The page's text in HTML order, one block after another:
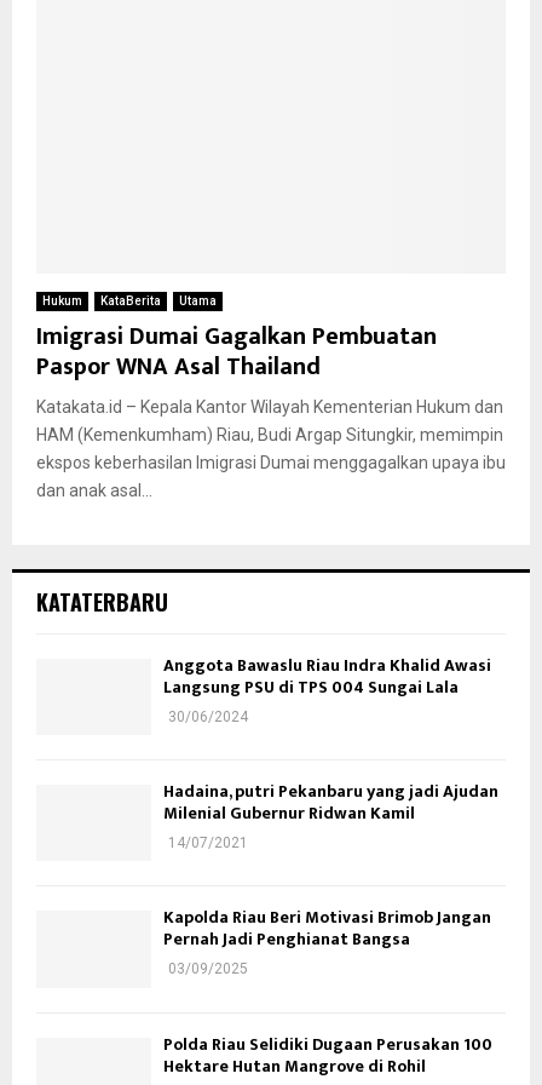
Hukum KataBerita Utama
Imigrasi Dumai Gagalkan Pembuatan
Paspor WNA Asal Thailand
Katakata.id – Kepala Kantor Wilayah Kementerian Hukum dan
HAM (Kemenkumham) Riau, Budi Argap Situngkir, memimpin
ekspos keberhasilan Imigrasi Dumai menggagalkan upaya ibu
dan anak asal...
KATATERBARU
Anggota Bawaslu Riau Indra Khalid Awasi
Langsung PSU di TPS 004 Sungai Lala
30/06/2024
Hadaina, putri Pekanbaru yang jadi Ajudan
Milenial Gubernur Ridwan Kamil
14/07/2021
Kapolda Riau Beri Motivasi Brimob Jangan
Pernah Jadi Penghianat Bangsa
03/09/2025
Polda Riau Selidiki Dugaan Perusakan 100
Hektare Hutan Mangrove di Rohil